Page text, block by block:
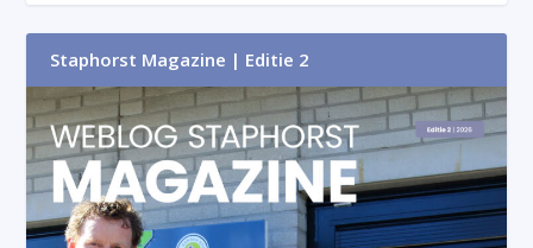
Staphorst Magazine | Editie 2